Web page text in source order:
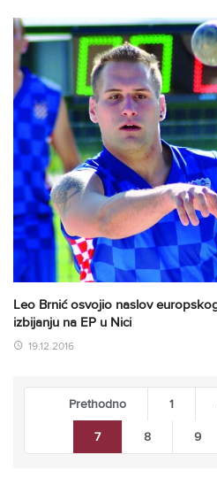
Leo Brnić osvojio naslov
izbijanju na EP u Nici
19.12.2016
Prethodno 1
7 8 9